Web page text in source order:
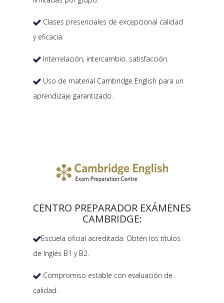
 Clases presenciales de excepcional calidad
y eficacia.
 Interrelación, intercambio, satisfacción.
 Uso de material Cambridge English para un
aprendizaje garantizado.
CENTRO PREPARADOR EXÁMENES
CAMBRIDGE:
Escuela oficial acreditada: Obtén los títulos
de Inglés B1 y B2.
 Compromiso estable con evaluación de
calidad.